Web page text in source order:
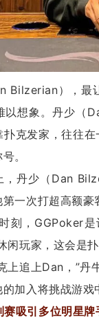
Bilzerian），最
以想象。丹少（
克发家，往往
。
，丹少（Dan
一次打超高额豪
刻，GGPoker
闲玩家，这会是
上追上Dan，”
加入将挑战游戏
赛吸引多位明星